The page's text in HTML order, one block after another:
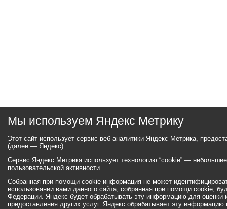
Мы используем Яндекс Метрику
Этот сайт использует сервис веб-аналитики Яндекс Метрика,
(далее — Яндекс).
Сервис Яндекс Метрика использует технологию “cookie” —
пользовательской активности.
Собранная при помощи cookie информация не может
использовании вами данного сайта, собранная при помощи cookie,
Федерации. Яндекс будет обрабатывать эту информацию для оценки
предоставления других услуг. Яндекс обрабатывает эту